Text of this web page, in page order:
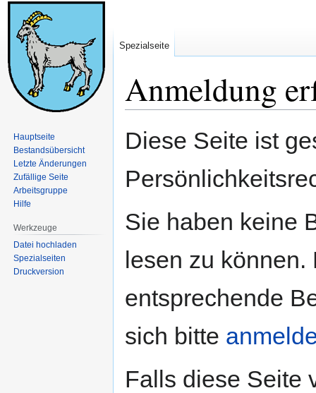
Anmeldung
Navigation
Suche
Diese Seite ist
Sie haben keine
lesen zu
entsprechende
sich bitte
Falls diese Seite
Spezialseite
Hauptseite
Bestandsübersicht
Letzte Änderungen
Zufällige Seite
Arbeitsgruppe
Hilfe
Werkzeuge
Datei hochladen
Spezialseiten
Druckversion